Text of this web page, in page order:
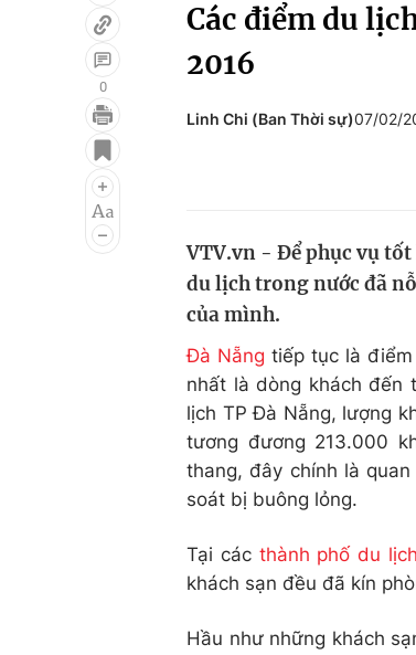
Điện ảnh
Âm nhạc
Chất lượng
0
Các điểm du
2016
Linh Chi (Ban Thời sự)07/02/
VTV.vn - Để phục vụ
du lịch trong nước đã
của mình.
Đà Nẵng tiếp tục là
nhất là dòng khách đến
lịch TP Đà Nẵng, lượng
tương đương 213.000
thang, đây chính là
soát bị buông lỏng.
Tại các thành phố du lịch
khách sạn đều đã kín
Hầu như những khách